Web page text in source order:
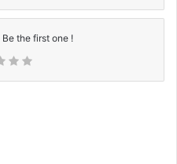
Be the first one !